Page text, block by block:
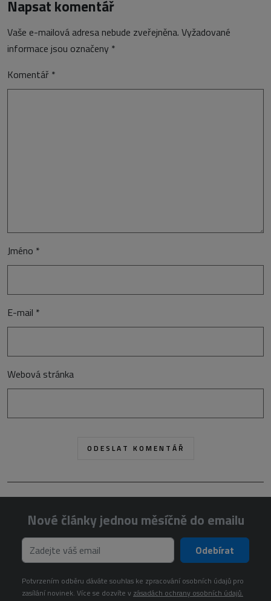
Napsat komentář
Vaše e-mailová adresa nebude zveřejněna. Vyžadované
informace jsou označeny *
Komentář *
Jméno *
E-mail *
Webová stránka
Nové články jednou měsíčně do emailu
Odebírat
Potvrzením odběru dáváte souhlas ke zpracování osobních údajů pro
zasílání novinek. Více se dozvíte v zásadách ochrany osobních údajů.